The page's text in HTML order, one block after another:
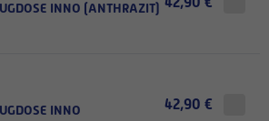
INNO (ANTHRAZIT)
INNO 42,90 €